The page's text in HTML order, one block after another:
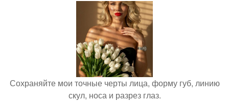
Сохраняйте мои точные черты лица, форму губ, линию
скул, носа и разрез глаз.